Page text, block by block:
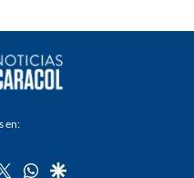
en:
twitterwhatsapp
google